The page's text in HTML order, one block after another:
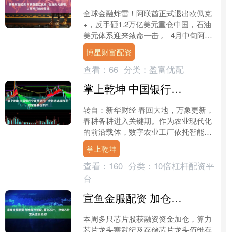
全球金融炸雷！阿联酋正式退出欧佩克
+，反手砸1.2万亿美元重仓中国，石油
美元体系迎来致命一击 。 4月中旬阿联
酋王储访华，48小时连出重拳：签15年
原油人民币结....
博星财富配资
查看： 66 分类： 盈富优配
掌上乾坤 中国银行宁波市分行：金融活水润良田 数字春耕促丰产
转自：新华财经 春回大地，万象更新，
春耕备耕进入关键期。作为农业现代化
的前沿载体，数字农业工厂依托智能设
备、大数据管控，推动农业生产实现
从“靠天吃饭”到“数字种....
掌上乾坤
查看： 160 分类： 10倍杠杆配资平
台
宣鱼金服配资 加仓科技板块, 算力芯片、存储芯片龙头遭买买买!
本周多只芯片股获融资资金加仓，算力
芯片龙头寒武纪及存储芯片龙头佰维存